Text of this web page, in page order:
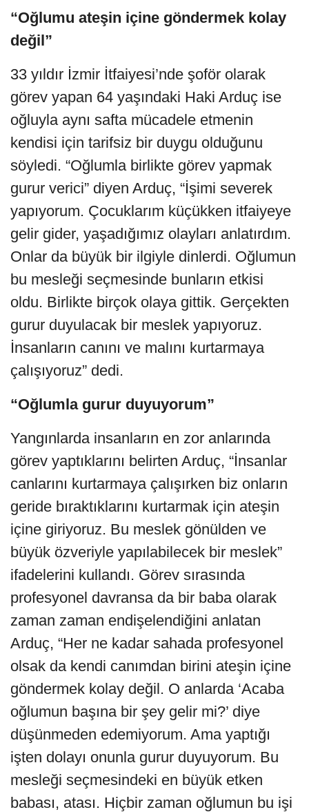
“Oğlumu ateşin içine göndermek kolay
değil”
33 yıldır İzmir İtfaiyesi’nde şoför olarak
görev yapan 64 yaşındaki Haki Arduç ise
oğluyla aynı safta mücadele etmenin
kendisi için tarifsiz bir duygu olduğunu
söyledi. “Oğlumla birlikte görev yapmak
gurur verici” diyen Arduç, “İşimi severek
yapıyorum. Çocuklarım küçükken itfaiyeye
gelir gider, yaşadığımız olayları anlatırdım.
Onlar da büyük bir ilgiyle dinlerdi. Oğlumun
bu mesleği seçmesinde bunların etkisi
oldu. Birlikte birçok olaya gittik. Gerçekten
gurur duyulacak bir meslek yapıyoruz.
İnsanların canını ve malını kurtarmaya
çalışıyoruz” dedi.
“Oğlumla gurur duyuyorum”
Yangınlarda insanların en zor anlarında
görev yaptıklarını belirten Arduç, “İnsanlar
canlarını kurtarmaya çalışırken biz onların
geride bıraktıklarını kurtarmak için ateşin
içine giriyoruz. Bu meslek gönülden ve
büyük özveriyle yapılabilecek bir meslek”
ifadelerini kullandı. Görev sırasında
profesyonel davransa da bir baba olarak
zaman zaman endişelendiğini anlatan
Arduç, “Her ne kadar sahada profesyonel
olsak da kendi canımdan birini ateşin içine
göndermek kolay değil. O anlarda ‘Acaba
oğlumun başına bir şey gelir mi?’ diye
düşünmeden edemiyorum. Ama yaptığı
işten dolayı onunla gurur duyuyorum. Bu
mesleği seçmesindeki en büyük etken
babası, atası. Hiçbir zaman oğlumun bu işi